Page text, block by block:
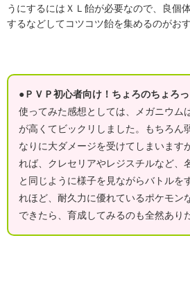
うにするにはＸＬ飴が必要なので、良個
するなどしてコツコツ飴を集めるのがおす
●ＰＶＰ初心者向け！ちょろのちょろっ
使ってみた感想としては、メガニウム
が高くてビックリしました。もちろん
なりに大ダメージを受けてしまいます
れば、クレセリアやレジスチルなど、
と同じように様子を見ながらバトルを
れほど、耐久力に優れているポケモン
できたら、育成してみるのも全然あり